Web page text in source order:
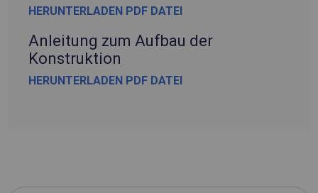
HERUNTERLADEN PDF DATEI
Anleitung zum Aufbau der
Konstruktion
HERUNTERLADEN PDF DATEI